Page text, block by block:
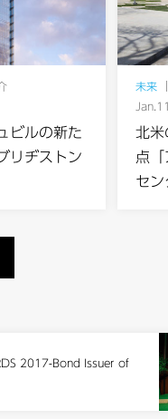
ビルの新た
リヂストン
北米
点「
セン
未来
2017-Bond Issuer of